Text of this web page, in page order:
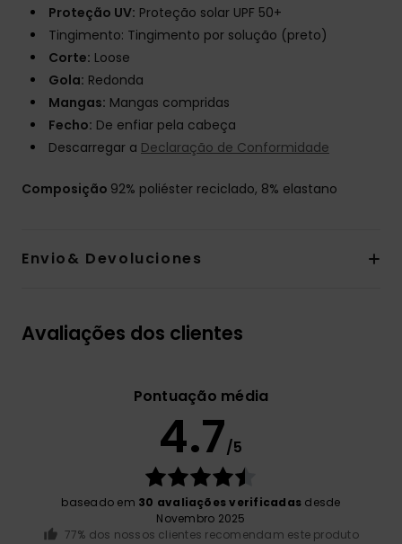
Proteção UV: Proteção solar UPF 50+
Tingimento: Tingimento por solução (preto)
Corte: Loose
Gola: Redonda
Mangas: Mangas compridas
Fecho: De enfiar pela cabeça
Descarregar a Declaração de Conformidade
Composição 92% poliéster reciclado, 8% elastano
Envio& Devoluciones
Avaliações dos clientes
Pontuação média
4.7/5
baseado em 30 avaliações verificadas desde
Novembro 2025
77% dos nossos clientes recomendam este produto